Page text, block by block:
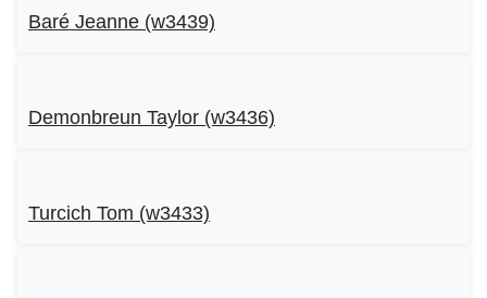
Baré Jeanne (w3439)
Demonbreun Taylor (w3436)
Turcich Tom (w3433)